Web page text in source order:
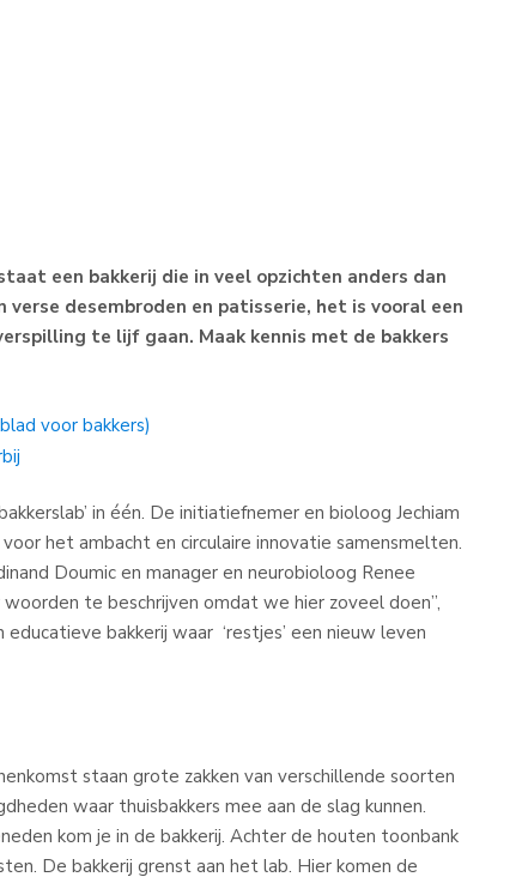
een bakkerij die in veel opzichten anders dan
desembroden en patisserie, het is vooral een
te lijf gaan. Maak kennis met de bakkers
voor bakkers)
in één. De initiatiefnemer en bioloog Jechiam
het ambacht en circulaire innovatie samensmelten.
Doumic en manager en neurobioloog Renee
te beschrijven omdat we hier zoveel doen”,
bakkerij waar ‘restjes’ een nieuw leven
staan grote zakken van verschillende soorten
waar thuisbakkers mee aan de slag kunnen.
kom je in de bakkerij. Achter de houten toonbank
De bakkerij grenst aan het lab. Hier komen de